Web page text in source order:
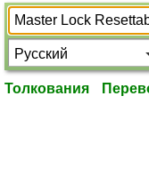
Толкования